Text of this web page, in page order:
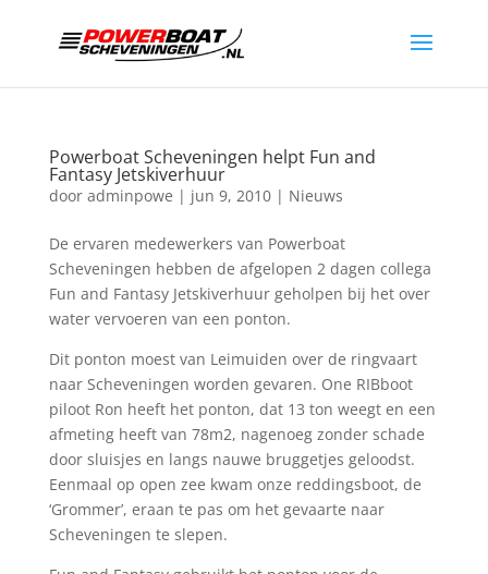
Powerboat Scheveningen helpt Fun and
Fantasy Jetskiverhuur
door adminpowe | jun 9, 2010| Nieuws
De ervaren medewerkers van Powerboat
Scheveningen hebben de afgelopen 2 dagen collega
Fun and Fantasy Jetskiverhuur geholpen bij het over
water vervoeren van een ponton.
Dit ponton moest van Leimuiden over de ringvaart
naar Scheveningen worden gevaren. One RIBboot
piloot Ron heeft het ponton, dat 13 ton weegt en een
afmeting heeft van 78m2, nagenoeg zonder schade
door sluisjes en langs nauwe bruggetjes geloodst.
Eenmaal op open zee kwam onze reddingsboot, de
‘Grommer’, eraan te pas om het gevaarte naar
Scheveningen te slepen.